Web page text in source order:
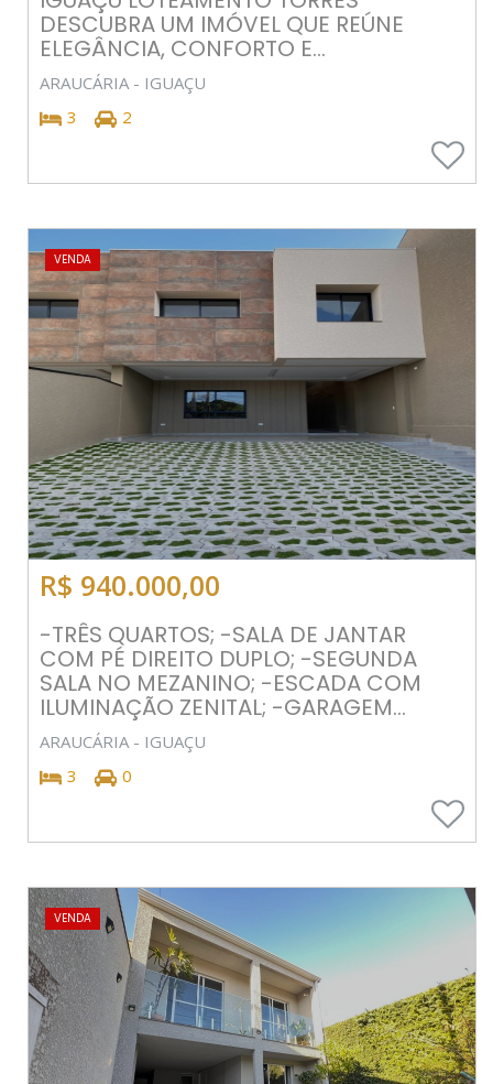
DESCUBRA UM IMÓVEL QUE REÚNE
ELEGÂNCIA, CONFORTO E...
ARAUCÁRIA - IGUAÇU
3
2
VENDA
R$ 940.000,00
-TRÊS QUARTOS; -SALA DE JANTAR
COM PÉ DIREITO DUPLO; -SEGUNDA
SALA NO MEZANINO; -ESCADA COM
ILUMINAÇÃO ZENITAL; -GARAGEM...
ARAUCÁRIA - IGUAÇU
3
0
VENDA